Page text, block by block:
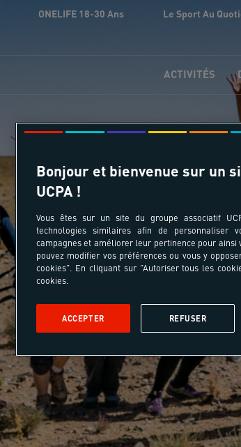
ONELIFE 18-30 Ans Le Sport Au
ACTIVITÉS
Votre
Bonjour et bienvenue sur un
UCPA !
Vous êtes sur un site du groupe associatif
technologies similaires afin de personnaliser
campagnes et améliorer leur pertinence pour ainsi
pouvez modifier vos préférences ou vous y
cookies". En cliquant sur "Autoriser tous les
cookies.
REFUSER
ACCEPTER